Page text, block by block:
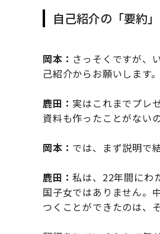
自己紹介の「要約
岡本： さっそくですが、
己紹介からお願いします。
鹿田： 実はこれまでプレ
資料も作ったことがない
岡本： では、まず説明で
鹿田：私は、22年間にわ
国子女ではありません。
つくことができたのは、